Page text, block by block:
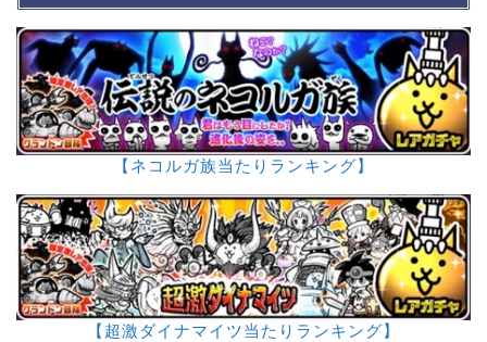
【ネコルガ族当たりランキング】
【超激ダイナマイツ当たりランキング】